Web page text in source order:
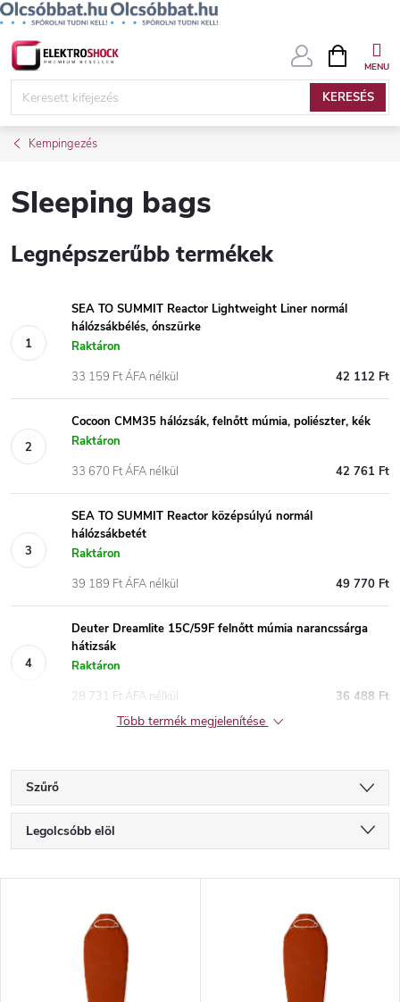
Ugrás
KERESÉS
KOSÁR
Kempingezés
Sleeping bags
Legnépszerűbb termékek
SEA TO SUMMIT Reactor Lightweight Liner normál
hálózsákbélés, ónszürke
Raktáron
42 112 Ft
33 159 Ft ÁFA nélkül
Cocoon CMM35 hálózsák, felnőtt múmia, poliészter, kék
Raktáron
42 761 Ft
33 670 Ft ÁFA nélkül
SEA TO SUMMIT Reactor középsúlyú normál
hálózsákbetét
Raktáron
49 770 Ft
39 189 Ft ÁFA nélkül
Deuter Dreamlite 15C/59F felnőtt múmia narancssárga
hátizsák
Raktáron
36 488 Ft
28 731 Ft ÁFA nélkül
Több termék megjelenítése
Szűrő
T
e
Legolcsóbb elöl
ABC szerint